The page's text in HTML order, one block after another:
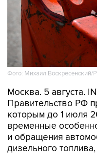
Фото: Михаил Воскресенский/
Москва. 5 августа.
Правительство РФ
которым до 1 июля
временные
и обращения
дизельного